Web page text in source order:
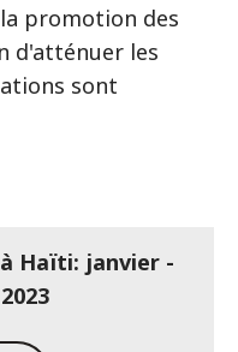
promotion des
d'atténuer les
sont
Haïti: janvier -